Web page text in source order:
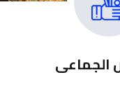
الجماعى
المزيد